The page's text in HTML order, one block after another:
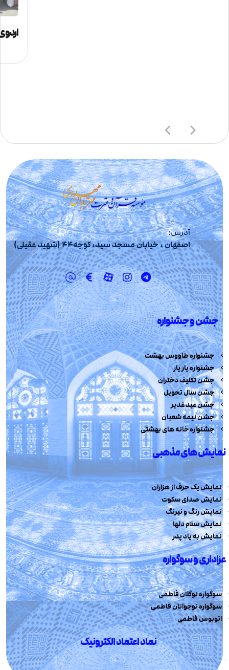
آدرس:
اصفهان ، خیابان مسجد سید، کوچه44 (شهید عقیلی)
جشن و جشنواره
جشنواره طاووس بهشت
جشنواره یار یار
جشن تکلیف دختران
جشن سال تحویل
جشن عید غدیر
جشن نیمه شعبان
جشنواره خانه های بهشتی
نمایش های مذهبی
نمایش یک حرف از هزاران
نمایش صدای سکوت
نمایش رنگ و نیرنگ
نمایش سلام دلها
نمایش به یاد پدر
عزاداری و سوگواره
سوگواره نوگلان فاطمی
سوگواره نوجوانان فاطمی
اتوبوس فاطمی
نماد اعتماد الکترونیک